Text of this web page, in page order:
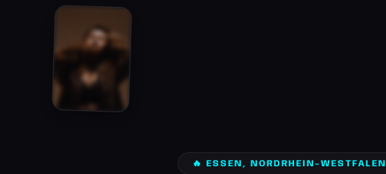
🔥 ESSEN, NORDRHEIN-WESTFALEN